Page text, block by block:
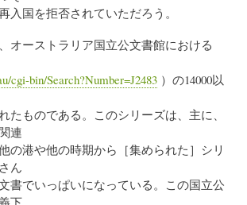
入国を拒否されていただろう。
オーストラリア国立公文書館における
cgi-bin/Search?Number=J2483 ）の14000以
たものである。このシリーズは、主に、
連
の港や他の時期から［集められた］シリ
ん
書でいっぱいになっている。この国立公